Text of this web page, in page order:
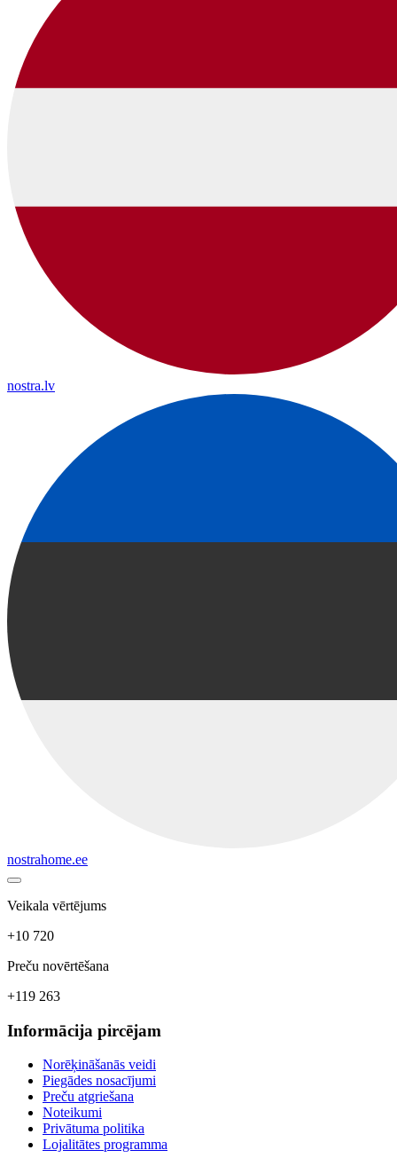
nostra.lv
nostrahome.ee
Veikala vērtējums
+10 720
Preču novērtēšana
+119 263
Informācija pircējam
Norēķināšanās veidi
Piegādes nosacījumi
Preču atgriešana
Noteikumi
Privātuma politika
Lojalitātes programma